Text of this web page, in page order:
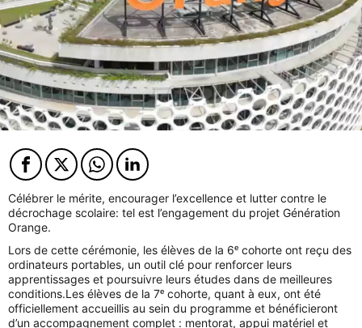
Facebook
TwitterTwitterTwitter
Célébrer le mérite, encourager l’excellence et lutter contre le
décrochage scolaire: tel est l’engagement du projet Génération
Orange.
Lors de cette cérémonie, les élèves de la 6ᵉ cohorte ont reçu des
ordinateurs portables, un outil clé pour renforcer leurs
apprentissages et poursuivre leurs études dans de meilleures
conditions.Les élèves de la 7ᵉ cohorte, quant à eux, ont été
officiellement accueillis au sein du programme et bénéficieront
d’un accompagnement complet : mentorat, appui matériel et